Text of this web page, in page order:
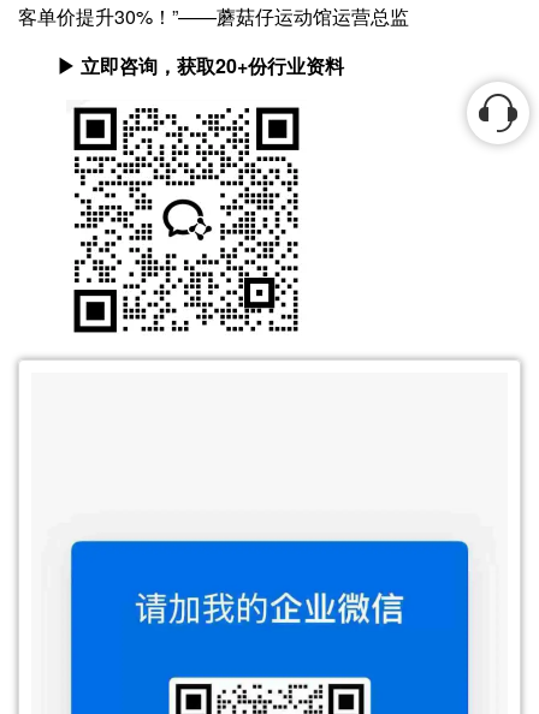
客单价提升30%！”——蘑菇仔运动馆运营总监
▶ 立即咨询，获取20+份行业资料